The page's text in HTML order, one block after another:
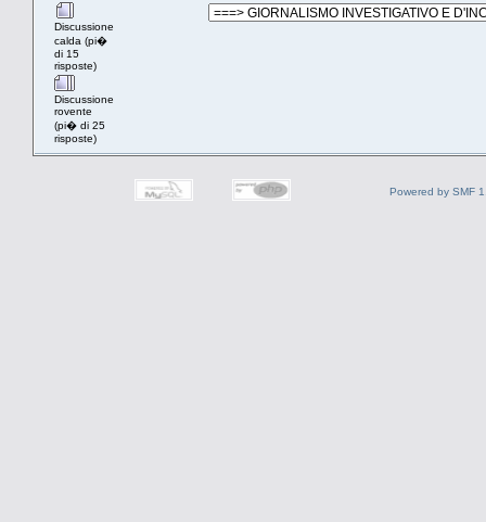
Discussione
calda (pi�
di 15
risposte)
Discussione
rovente
(pi� di 25
risposte)
Powered by SMF